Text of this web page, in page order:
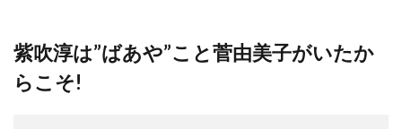
紫吹淳は”ばあや”こと菅由美子がいたか
らこそ!